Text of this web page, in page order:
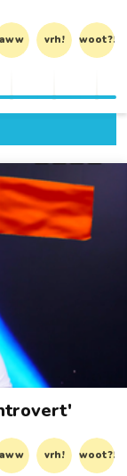
aww vrh! woot?!
aww vrh! woot?!